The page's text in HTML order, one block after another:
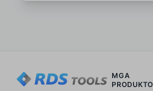
MGA
PRODUKTO